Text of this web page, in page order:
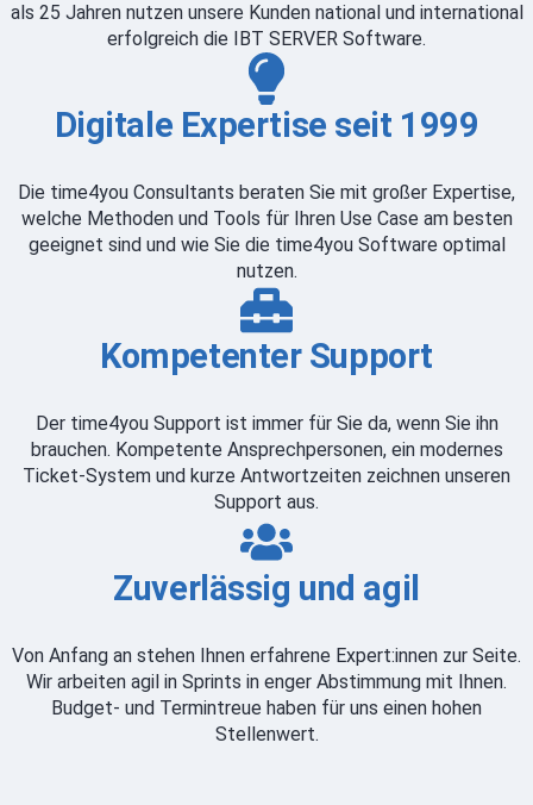
als 25 Jahren nutzen unsere Kunden national und international
erfolgreich die IBT SERVER Software.
Digitale Expertise seit 1999
Die time4you Consultants beraten Sie mit großer Expertise,
welche Methoden und Tools für Ihren Use Case am besten
geeignet sind und wie Sie die time4you Software optimal
nutzen.
Kompetenter Support
Der time4you Support ist immer für Sie da, wenn Sie ihn
brauchen. Kompetente Ansprechpersonen, ein modernes
Ticket-System und kurze Antwortzeiten zeichnen unseren
Support aus.
Zuverlässig und agil
Von Anfang an stehen Ihnen erfahrene Expert:innen zur Seite.
Wir arbeiten agil in Sprints in enger Abstimmung mit Ihnen.
Budget- und Termintreue haben für uns einen hohen
Stellenwert.